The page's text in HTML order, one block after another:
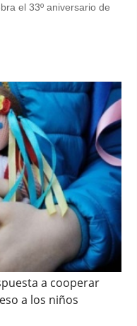
el 33º aniversario de
a cooperar
a los niños